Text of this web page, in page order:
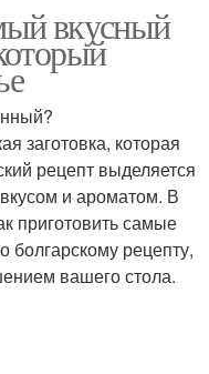
вкусный
заготовка, которая
рецепт выделяется
и ароматом. В
приготовить самые
рецепту,
вашего стола.